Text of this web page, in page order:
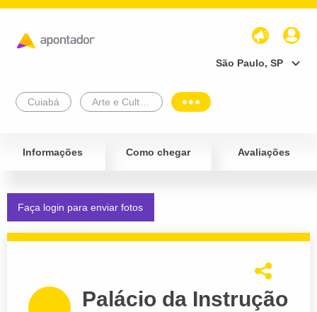
São Paulo, SP
Cuiabá
Informações Como chegar Avaliações
Faça login para enviar fotos
Palácio da Instrução